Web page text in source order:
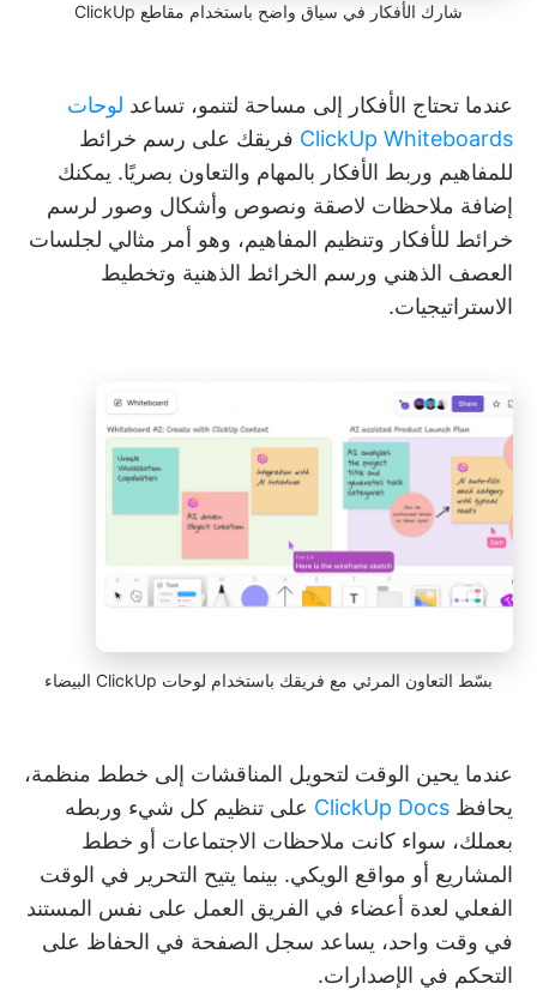
شارك الأفكار في سياق واضح باستخدام مقاطع ClickUp
عندما تحتاج الأفكار إلى مساحة لتنمو، تساعد لوحات
ClickUp Whiteboards فريقك على رسم خرائط
للمفاهيم وربط الأفكار بالمهام والتعاون بصريًا. يمكنك
إضافة ملاحظات لاصقة ونصوص وأشكال وصور لرسم
خرائط للأفكار وتنظيم المفاهيم، وهو أمر مثالي لجلسات
العصف الذهني ورسم الخرائط الذهنية وتخطيط
الاستراتيجيات.
بسّط التعاون المرئي مع فريقك باستخدام لوحات ClickUp البيضاء
عندما يحين الوقت لتحويل المناقشات إلى خطط منظمة،
يحافظ ClickUp Docs على تنظيم كل شيء وربطه
بعملك، سواء كانت ملاحظات الاجتماعات أو خطط
المشاريع أو مواقع الويكي. بينما يتيح التحرير في الوقت
الفعلي لعدة أعضاء في الفريق العمل على نفس المستند
في وقت واحد، يساعد سجل الصفحة في الحفاظ على
التحكم في الإصدارات.